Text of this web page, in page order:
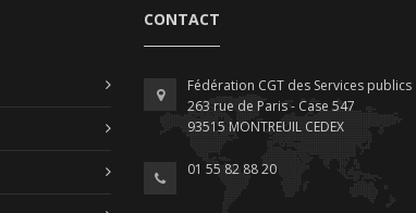
CONTACT
Fédération CGT des Services publics
263 rue de Paris - Case 547
93515 MONTREUIL CEDEX
01 55 82 88 20